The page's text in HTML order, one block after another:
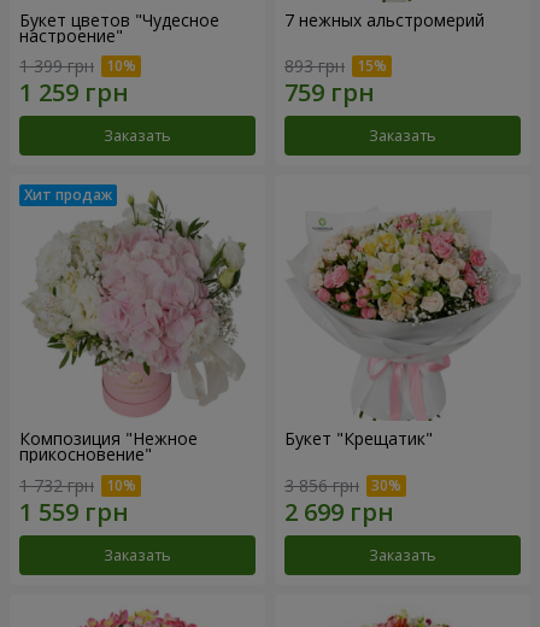
Букет цветов "Чудесное
настроение"
1 399 грн
Заказать
7 нежных альстромерий
893 грн
Заказать
Композиция "Нежное
прикосновение"
1 732 грн
Заказать
Букет "Крещатик"
3 856 грн
Заказать